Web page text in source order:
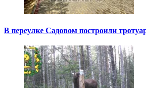
В переулке Садовом построили